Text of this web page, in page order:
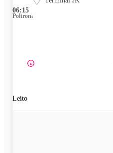
06:15
Poltrona
Leito